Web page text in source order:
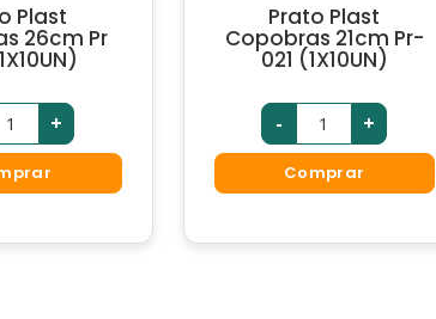
Plast
26cm Pr
+
Prato Plast
Copobras 21cm Pr-
021 (1X10UN)
- +
Comprar